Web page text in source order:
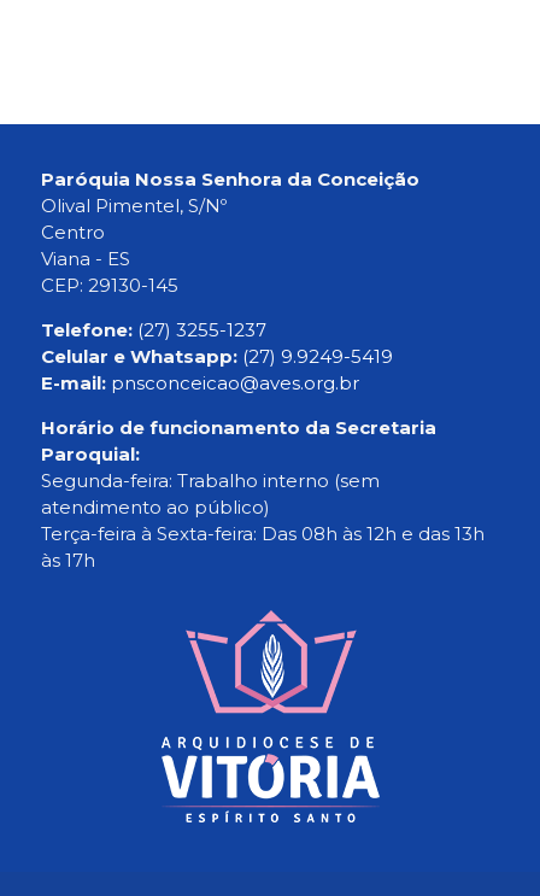
Paróquia Nossa Senhora da Conceição
Olival Pimentel, S/Nº
Centro
Viana - ES
CEP: 29130-145
Telefone: (27) 3255-1237
Celular e Whatsapp: (27) 9.9249-5419
E-mail: pnsconceicao@aves.org.br
Horário de funcionamento da Secretaria
Paroquial:
Segunda-feira: Trabalho interno (sem
atendimento ao público)
Terça-feira à Sexta-feira: Das 08h às 12h e das 13h
às 17h